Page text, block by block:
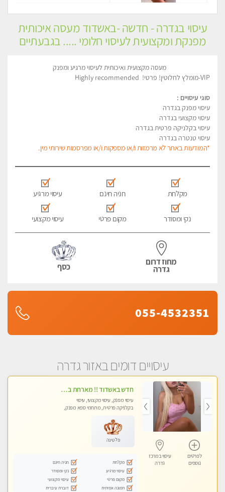
עיסוי בגדרה - חדשה -באשדוד מעסה איכותית
מפנקת ומקצועית לעיסוי חלומי ..... בגבעתיים
מעסה מקצועית ואיכותית לעיסוי מרגיע ומפנק
VIP-מומלץ לחלוטין! פרטי! ​​​​​​ Highly recommended
סוגי עיסויים :
עיסוי מפנק בגדרה
עיסוי מקצועי בגדרה
עיסוי בקלניקה פרטית בגדרה
עיסוי טנטרה בגדרה
*המודעות באתר לא מרמזות ו/או מספקות ו/או מפרסמות שירותי מין.
מקלחת חניה חינם עיסוי מרגיע
נקי ומסודר מקום פרטי עיסוי מקצועי
מחוז דרום
גדרה כסף
055-4532351
עיסויים דומים באזור גדרה
לפרטים
נוספים
עיסוי במרכז
גדרה
חדש באשדוד !! מארחת בדירתי באופן פרטי ודיסקרטי מקום יפה מסודר נקי ואווירה נעימה יחס טוב בבית חםללא מין !!
עיסוי מפנק, עיסוי מקצועי, עיסוי
בקלניקה פרטית, מתחמי ספא מפנק,
פלטינה
מקלחת
חניה חינם
עיסוי מרגיע
נקי ומסודר
מקום פרטי
עיסוי מקצועי
תמונה אמיתית
דוברת עיברית